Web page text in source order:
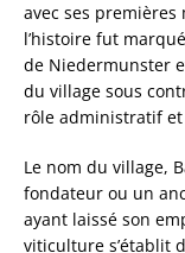
avec ses
l’histoire fut
de Niedermunster
du village sous
rôle administratif
Le nom du village,
fondateur ou un
ayant laissé son
viticulture s’établit